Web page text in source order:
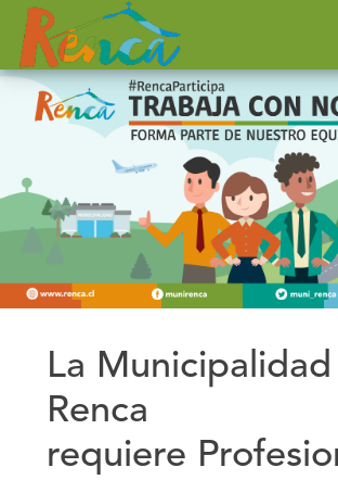
La
Renca
requiere